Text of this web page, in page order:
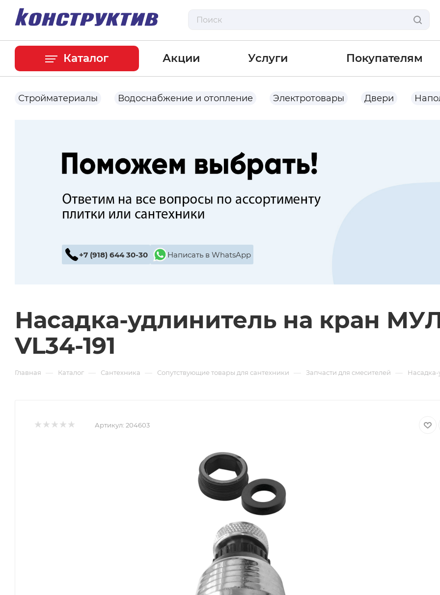
Каталог Акции Услуги Покупателям
Стройматериалы Водоснабжение и отопление Электротовары Двери
+7 (918) 644 30-30 Написать в WhatsApp
Насадка-удлинитель на кран
VL34-191
Главная — Каталог — Сантехника — Сопутствующие товары для сантехники — Запчасти для смесителей —
Артикул: 204603